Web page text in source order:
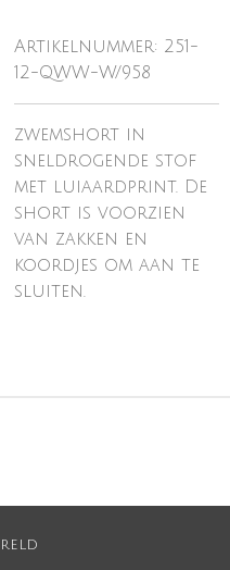
Artikelnummer: 251-
12-QWW-W/958
zwemshort in
sneldrogende stof
met luiaardprint. De
short is voorzien
van zakken en
koordjes om aan te
sluiten.